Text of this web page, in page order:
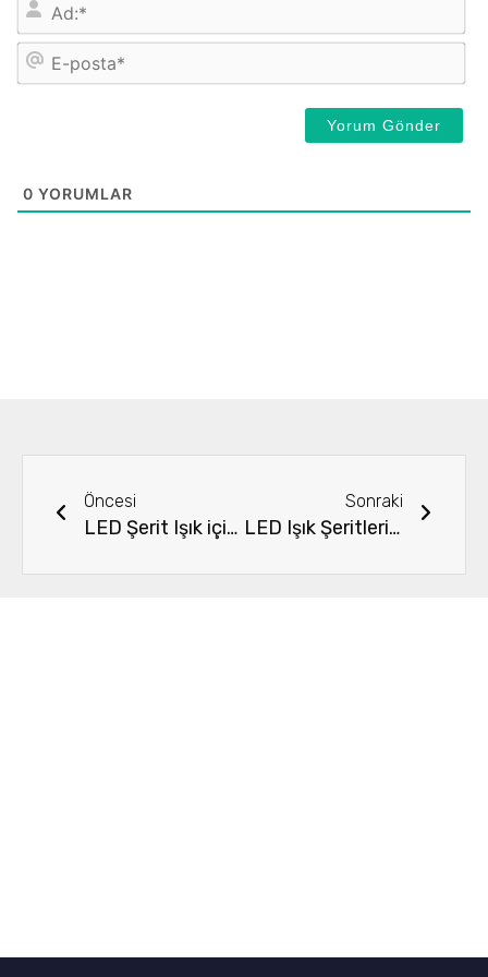
E-
0 YORUMLAR
Öncesi
LED Şerit Işık için Neden 3M Bandı Seçmelisiniz?
Sonraki
LED Işık Şeritlerinin Aynalara Uygulanması